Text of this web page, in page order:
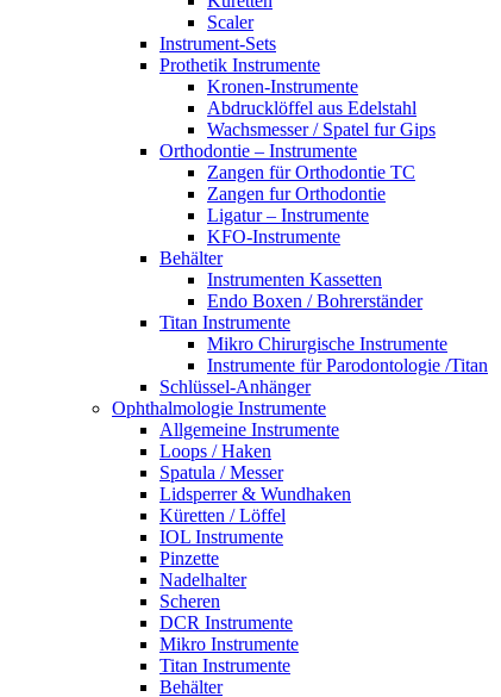
Scaler
Instrument-Sets
Prothetik Instrumente
Kronen-Instrumente
Abdrucklöffel aus Edelstahl
Wachsmesser / Spatel fur Gips
Orthodontie – Instrumente
Zangen für Orthodontie TC
Zangen fur Orthodontie
Ligatur – Instrumente
KFO-Instrumente
Behälter
Instrumenten Kassetten
Endo Boxen / Bohrerständer
Titan Instrumente
Mikro Chirurgische Instrumente
Instrumente für Parodontologie /Titan
Schlüssel-Anhänger
Ophthalmologie Instrumente
Allgemeine Instrumente
Loops / Haken
Spatula / Messer
Lidsperrer & Wundhaken
Küretten / Löffel
IOL Instrumente
Pinzette
Nadelhalter
Scheren
DCR Instrumente
Mikro Instrumente
Titan Instrumente
Behälter